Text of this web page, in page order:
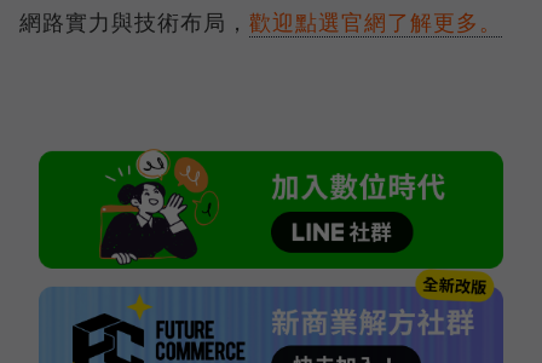
網路實力與技術布局， 歡迎點選官網了解更多。